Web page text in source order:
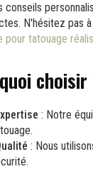
conseils
N'hésitez pas
pour tatouage
: Notre
: Nous